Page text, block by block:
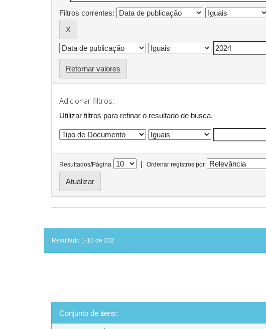
Filtros correntes:
Retornar valores
Adicionar filtros:
Utilizar filtros para refinar o resultado de busca.
Resultados/Página | Ordenar registros por
Resultado 1-10 de 202.
Conjunto de itens: